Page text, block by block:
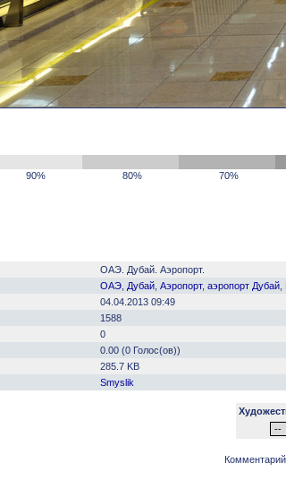
90% 80% 70%
ОАЭ. Дубай. Аэропорт.
ОАЭ Дубай Аэропорт, аэропорт Дубай
04.04.2013 09:49
1588
0
0.00 (0 Голос(ов))
285.7 KB
Smyslik